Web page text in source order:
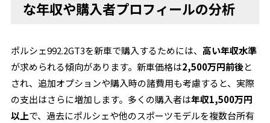
な年収や購入者プロフィールの分析
ポルシェ992.2GT3を新車で購入するためには、 高い年収水準
が求められる傾向があります。新車価格は2,500万円前後と
され、追加オプションや購入時の諸費用も考慮すると、実際
の支出はさらに増加します。多くの購入者は年収1,500万円
以上で、過去にポルシェや他のスポーツモデルを複数台所有